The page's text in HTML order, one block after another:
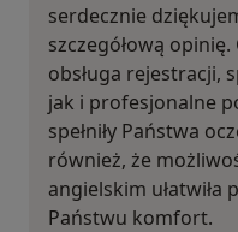
serdecznie
szczegółową
obsługa rejestracji,
jak i profesjonalne
spełniły Państwa
również, że
angielskim ułatwiła
Państwu komfort.